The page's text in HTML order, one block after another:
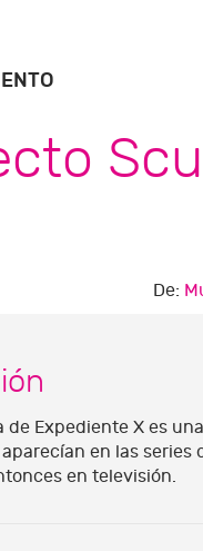
De:
de Expediente X es
en las series
en televisión.